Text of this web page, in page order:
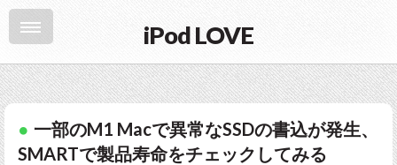
iPod LOVE
一部のM1 Macで異常なSSDの書込が発生、
SMARTで製品寿命をチェックしてみる